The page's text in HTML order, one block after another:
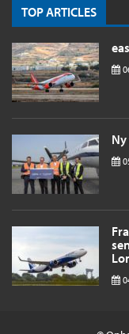
TOP ARTICLES